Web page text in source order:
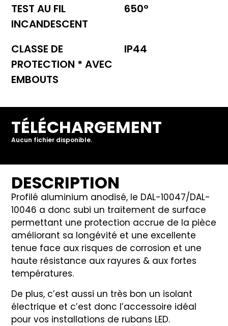
TEST AU FIL
INCANDESCENT
650°
CLASSE DE
PROTECTION * AVEC
EMBOUTS
IP44
TÉLÉCHARGEMENT
Aucun fichier disponible.
DESCRIPTION
Profilé aluminium anodisé, le DAL-10047/DAL-
10046 a donc subi un traitement de surface
permettant une protection accrue de la pièce
améliorant sa longévité et une excellente
tenue face aux risques de corrosion et une
haute résistance aux rayures & aux fortes
températures.
De plus, c’est aussi un très bon un isolant
électrique et c’est donc l’accessoire idéal
pour vos installations de rubans LED.